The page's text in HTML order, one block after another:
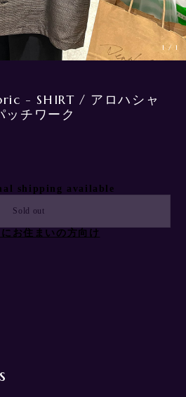
1 /1
- SHIRT / アロハシャ
チワーク
shipping available
Sold out
にお住まいの方向け